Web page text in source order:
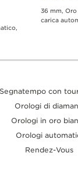
36 mm,
carica
Segnatempo con
Orologi di
Orologi in oro
Orologi
Rendez-Vous